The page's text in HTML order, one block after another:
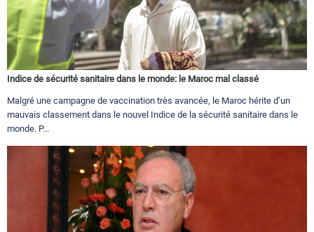
Indice de sécurité sanitaire dans le monde: le Maroc mal classé
Malgré une campagne de vaccination très avancée, le Maroc hérite d’un
mauvais classement dans le nouvel Indice de la sécurité sanitaire dans le
monde. P...